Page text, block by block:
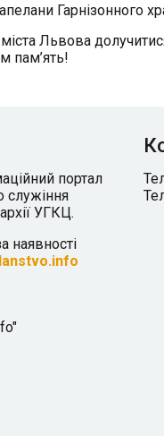
Гарнізонного
Львова
пам’ять!
портал
служіння
УГКЦ.
наявності